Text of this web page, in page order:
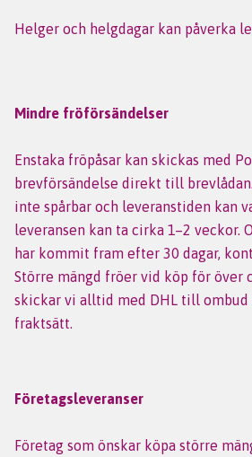
Helger och helgdagar kan påverka
Mindre fröförsändelser
Enstaka fröpåsar kan skickas med
brevförsändelse direkt till
inte spårbar och leveranstiden kan
leveransen kan ta cirka 1–2 veckor.
har kommit fram efter 30 dagar,
Större mängd fröer vid köp för över
skickar vi alltid med DHL till ombud
fraktsätt.
Företagsleveranser
Företag som önskar köpa större